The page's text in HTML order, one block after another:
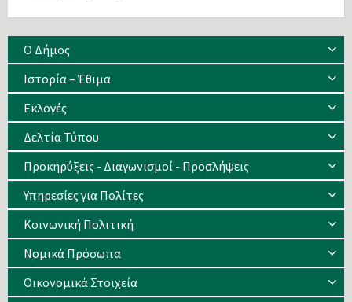
Ο Δήμος
Ιστορία – Έθιμα
Eκλογές
Δελτία Τύπου
Προκηρύξεις - Διαγωνισμοί - Προσλήψεις
Υπηρεσίες για Πολίτες
Κοινωνική Πολιτική
Νομικά Πρόσωπα
Οικονομικά Στοιχεία